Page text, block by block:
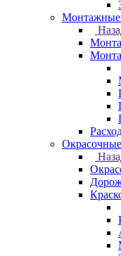
Монтажные